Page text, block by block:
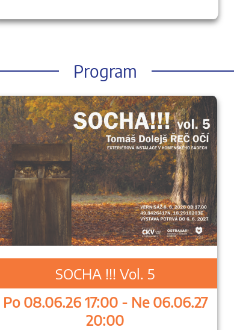
Program
SOCHA !!! Vol. 5
Po 08.06.26 17:00 - Ne 06.06.27
20:00